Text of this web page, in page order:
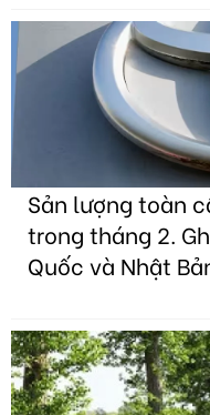
Sản lượng toàn
trong tháng 2.
Quốc và Nhật